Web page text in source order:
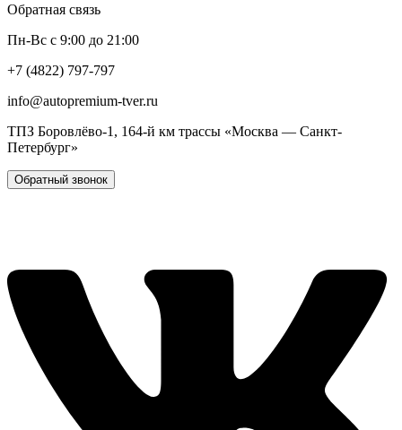
Обратная связь
Пн-Вс с 9:00 до 21:00
+7 (4822) 797-797
info@autopremium-tver.ru
ТПЗ Боровлёво-1, 164-й км трассы «Москва — Санкт-
Петербург»
Обратный звонок